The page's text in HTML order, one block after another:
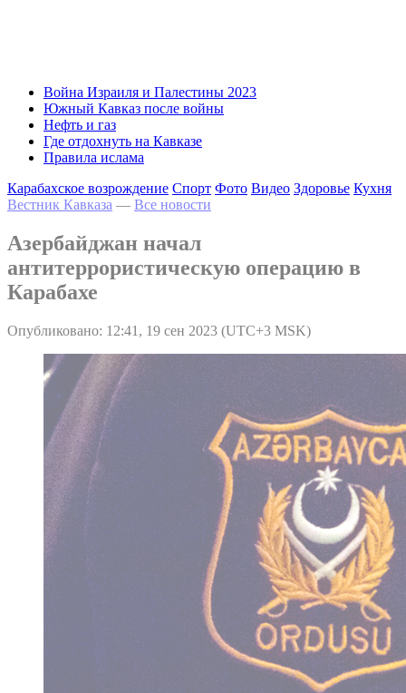
Война Израиля и Палестины 2023
Южный Кавказ после войны
Нефть и газ
Где отдохнуть на Кавказе
Правила ислама
Карабахское возрождение Спорт Фото Видео Здоровье Кухня
Вестник Кавказа — Все новости
Азербайджан начал
антитеррористическую операцию в
Карабахе
Опубликовано: 12:41, 19 сен 2023 (UTC+3 MSK)